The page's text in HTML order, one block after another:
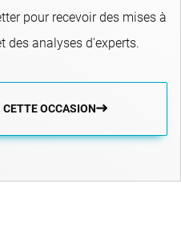
pour recevoir des mises à
des analyses d'experts.
OCCASION